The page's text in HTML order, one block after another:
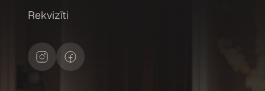
Rekvizīti